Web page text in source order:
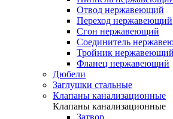
Отвод нержавеющий
Переход нержавеющий
Сгон нержавеющий
Соединитель
Тройник нержавеющий
Фланец нержавеющий
Дюбели
Заглушки стальные
Клапаны канализационные
Клапаны канализационные
Затвор